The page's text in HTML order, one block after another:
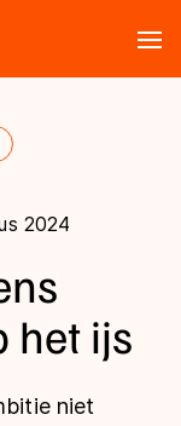
2024
het ijs
niet